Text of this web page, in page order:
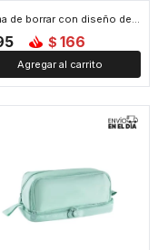
Goma de borrar con diseño de comida
$ 166